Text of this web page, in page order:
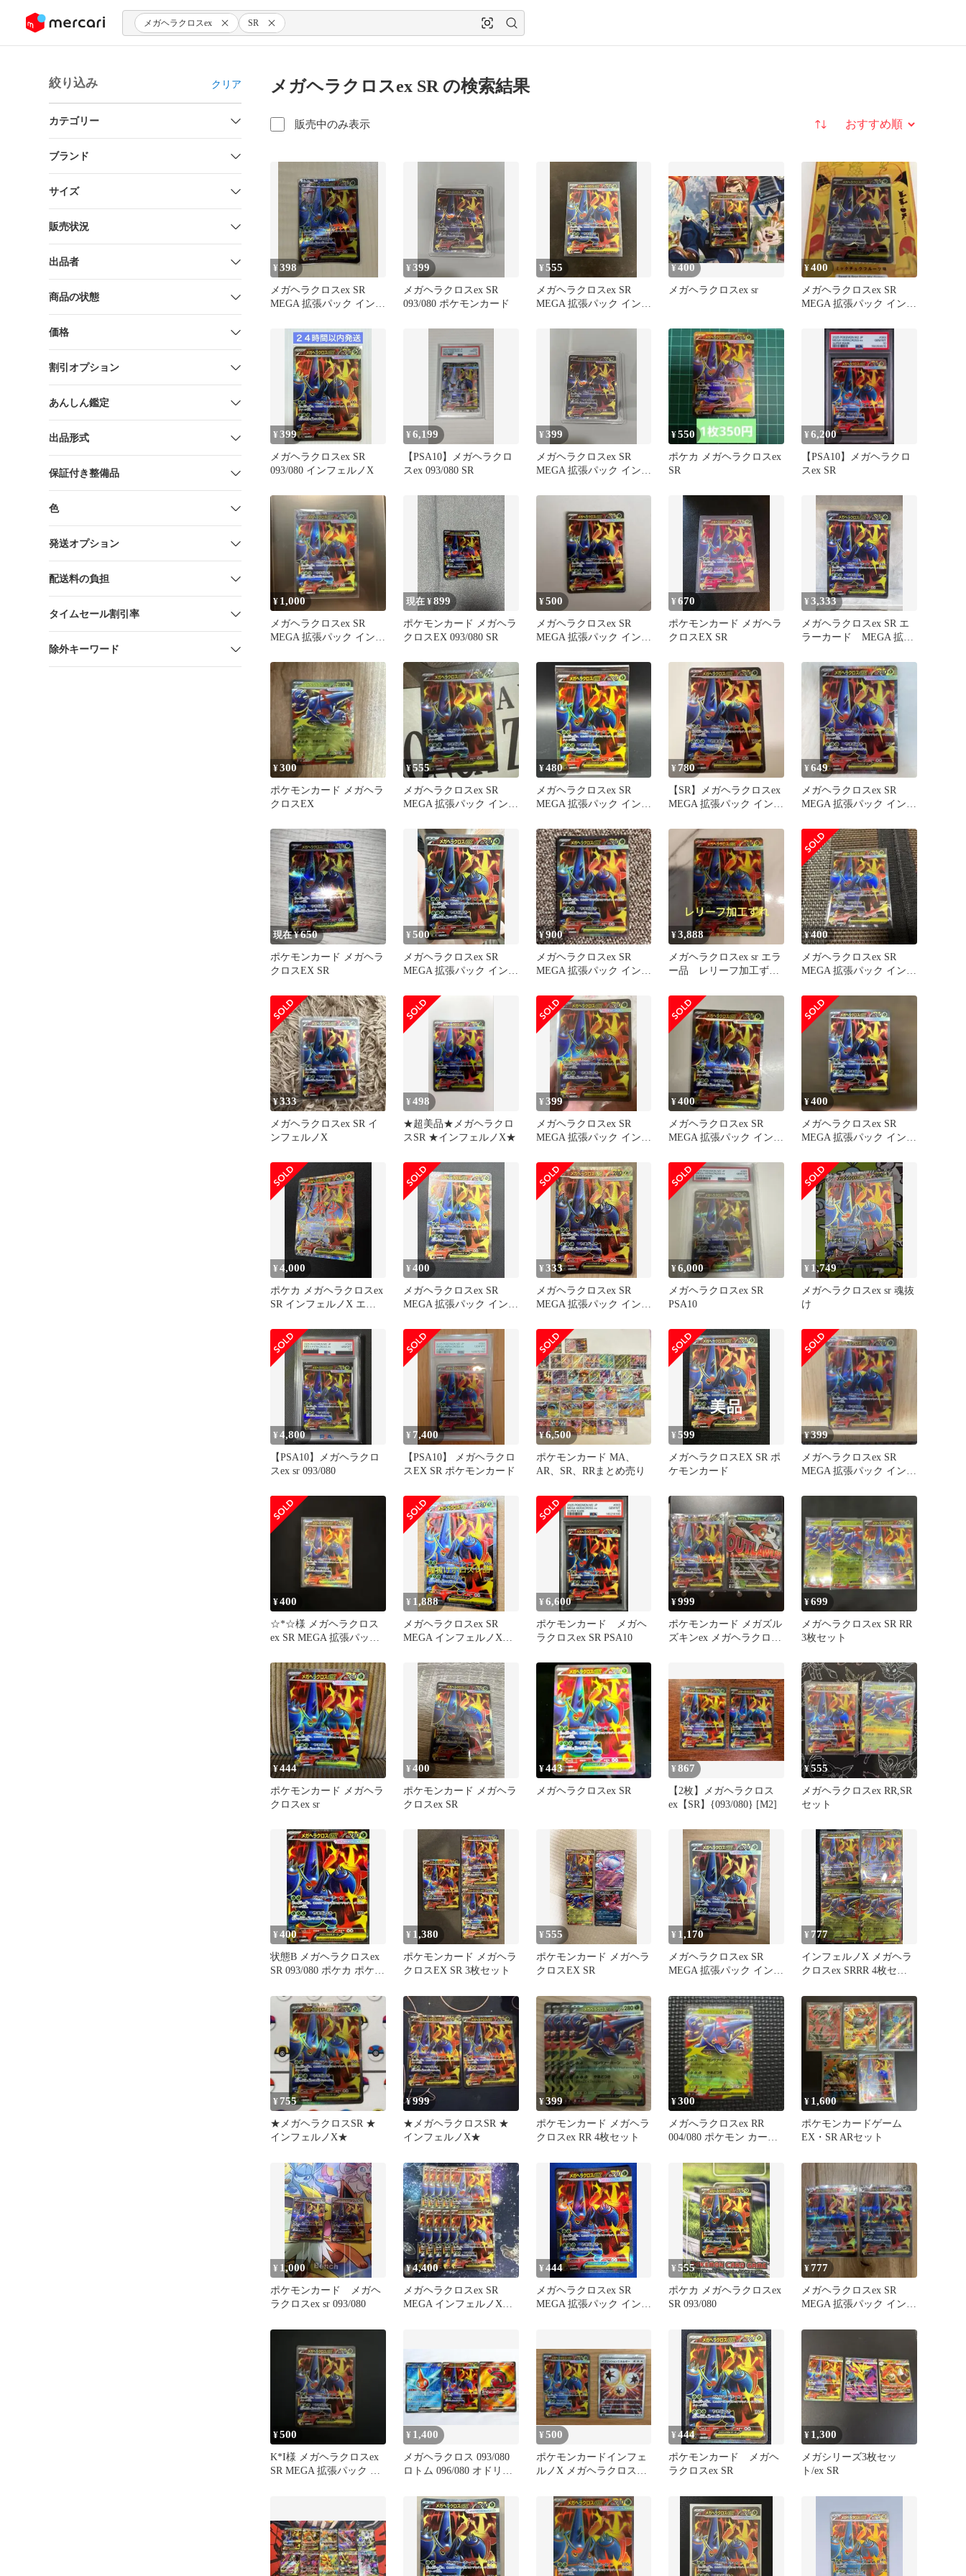
ツにスキップ メガヘラクロスex SR
絞り込み クリア
カテゴリー
ブランド
サイズ
販売状況
出品者
商品の状態
価格
割引オプション
あんしん鑑定
出品形式
保証付き整備品
色
発送オプション
配送料の負担
タイムセール割引率
除外キーワード
メガヘラクロスex SR の検索結果
販売中のみ表示 並び替え
¥398
メガヘラクロスex SR
MEGA 拡張パック インフ
¥399
メガヘラクロスex SR
093/080 ポケモンカード
¥555
メガヘラクロスex SR
MEGA 拡張パック インフ
¥400
メガヘラクロスex sr
¥400
メガヘラクロスex SR
MEGA 拡張パック インフ
¥399
メガヘラクロスex SR
093/080 インフェルノX
¥6,199
【PSA10】メガヘラクロ
スex 093/080 SR
¥399
メガヘラクロスex SR
MEGA 拡張パック インフ
¥550
ポケカ メガヘラクロスex
SR
¥6,200
【PSA10】メガヘラクロ
スex SR
¥ 1,000
メガヘラクロスex SR
MEGA 拡張パック インフ
現在 ¥899
ポケモンカード メガヘラ
クロスEX 093/080 SR
¥500
メガヘラクロスex SR
MEGA 拡張パック インフ
¥670
ポケモンカード メガヘラ
クロスEX SR
¥3,333
メガヘラクロスex SR エ
ラーカード MEGA 拡張
¥300
ポケモンカード メガヘラ
クロスEX
¥555
メガヘラクロスex SR
MEGA 拡張パック インフ
¥480
メガヘラクロスex SR
MEGA 拡張パック インフ
¥ 780
【SR】メガヘラクロスex
MEGA 拡張パック インフ
¥649
メガヘラクロスex SR
MEGA 拡張パック インフ
現在 ¥650
ポケモンカード メガヘラ
クロスEX SR
¥500
メガヘラクロスex SR
MEGA 拡張パック インフ
¥900
メガヘラクロスex SR
MEGA 拡張パック インフ
¥3,888
メガヘラクロスex sr エラ
ー品 レリーフ加工ず
カ
¥400
メガヘラクロスex SR
MEGA 拡張パック インフ
¥333
メガヘラクロスex SR イ
ンフェルノX
¥498
★超美品★メガヘラクロ
スSR ★インフェルノX★
¥399
メガヘラクロスex SR
MEGA 拡張パック インフ
¥400
メガヘラクロスex SR
MEGA 拡張パック インフ
¥400
メガヘラクロスex SR
MEGA 拡張パック インフ
¥4,000
ポケカ メガヘラクロスex
SR インフェルノX エラ
¥400
メガヘラクロスex SR
MEGA 拡張パック インフ
¥333
メガヘラクロスex SR
MEGA 拡張パック インフ
¥6,000
メガヘラクロスex SR
PSA10
¥ 1,749
メガヘラクロスex sr 魂抜
け
¥4,800
【PSA10】メガヘラクロ
スex sr 093/080
¥ 7,400
【PSA10】 メガヘラクロ
スEX SR ポケモンカード
¥6,500
ポケモンカード MA、
AR、SR、RRまとめ売り
¥599
メガヘラクロスEX SR ポ
ケモンカード
¥399
メガヘラクロスex SR
MEGA 拡張パック インフ
¥400
☆*☆様 メガヘラクロス
ex SR MEGA 拡張パック
¥ 1,888
メガヘラクロスex SR
MEGA インフェルノX
¥6,600
ポケモンカード メガヘ
ラクロスex SR PSA10
¥999
ポケモンカード メガズル
ズキンex メガヘラクロス
¥699
メガヘラクロスex SR RR
3枚セット
¥444
ポケモンカード メガヘラ
クロスex sr
¥400
ポケモンカード メガヘラ
クロスex SR
¥443
メガヘラクロスex SR
¥867
【2枚】メガヘラクロス
ex【SR】{093/080} [M2]
¥555
メガヘラクロスex RR,SR
セット
¥400
状態B メガヘラクロスex
SR 093/080 ポケカ ポケモ
¥ 1,380
ポケモンカード メガヘラ
クロスEX SR 3枚セット
¥555
ポケモンカード メガヘラ
クロスEX SR
¥ 1,170
メガヘラクロスex SR
MEGA 拡張パック インフ
¥ 777
インフェルノX メガヘラ
クロスex SRRR 4枚セッ
¥ 755
★メガヘラクロスSR ★
インフェルノX★
¥999
★メガヘラクロスSR ★
インフェルノX★
¥399
ポケモンカード メガヘラ
クロスex RR 4枚セット
¥300
メガへラクロスex RR
004/080 ポケモン カード
¥ 1,600
ポケモンカードゲーム
EX・SR ARセット
¥ 1,000
ポケモンカード メガヘ
ラクロスex sr 093/080
¥4,400
メガヘラクロスex SR
MEGA インフェルノX
¥444
メガヘラクロスex SR
MEGA 拡張パック インフ
¥555
ポケカ メガヘラクロスex
SR 093/080
¥777
メガヘラクロスex SR
MEGA 拡張パック インフ
¥500
K*I様 メガヘラクロスex
SR MEGA 拡張パック イ
¥ 1,400
メガヘラクロス 093/080
ロトム 096/080 オドリド
¥500
ポケモンカードインフェ
ルノX メガヘラクロスSR
ーSR
¥444
ポケモンカード メガヘ
ラクロスex SR
¥ 1,300
メガシリーズ3枚セッ
ト/ex SR